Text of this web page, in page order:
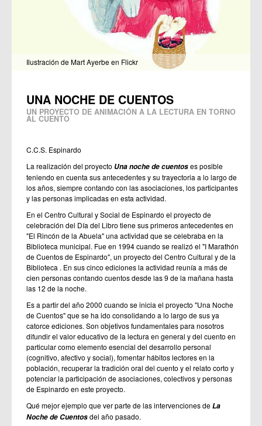
Ilustración de Mart Ayerbe en Flickr
UNA NOCHE DE CUENTOS
UN PROYECTO DE ANIMACIÓN A LA LECTURA EN TORNO
AL CUENTO
C.C.S. Espinardo
La realización del proyecto Una noche de cuentoses posible
teniendo en cuenta sus antecedentes y su trayectoria a lo largo de
los años, siempre contando con las asociaciones, los participantes
y las personas implicadas en esta actividad.
En el Centro Cultural y Social de Espinardo el proyecto de
celebración del Día del Libro tiene sus primeros antecedentes en
"El Rincón de la Abuela" una actividad que se celebraba en la
Biblioteca municipal. Fue en 1994 cuando se realizó el "I Marathón
de Cuentos de Espinardo", un proyecto del Centro Cultural y de la
Biblioteca . En sus cinco ediciones la actividad reunía a más de
cien personas contando cuentos desde las 9 de la mañana hasta
las 12 de la noche.
Es a partir del año 2000 cuando se inicia el proyecto "Una Noche
de Cuentos" que se ha ido consolidando a lo largo de sus ya
catorce ediciones. Son objetivos fundamentales para nosotros
difundir el valor educativo de la lectura en general y del cuento en
particular como elemento esencial del desarrollo personal
(cognitivo, afectivo y social), fomentar hábitos lectores en la
población, recuperar la tradición oral del cuento y el relato corto y
potenciar la participación de asociaciones, colectivos y personas
de Espinardo en este proyecto.
Qué mejor ejemplo que ver parte de las intervenciones deLa
Noche de Cuentosdel año pasado.